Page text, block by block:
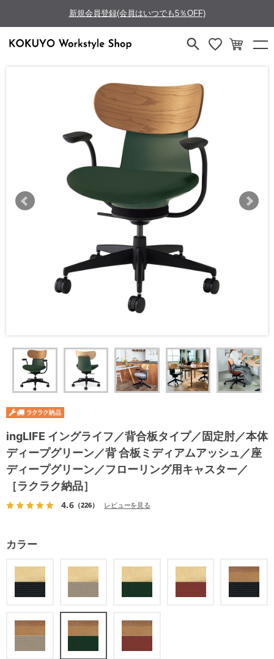
新規会員登録(会員はいつでも5％OFF)
ingLIFE イングライフ／背合板タイプ／固定肘／本体
ディープグリーン／背 合板ミディアムアッシュ／座
ディープグリーン／フローリング用キャスター／
［ラクラク納品］
4.6（226） レビューを見る
カラー